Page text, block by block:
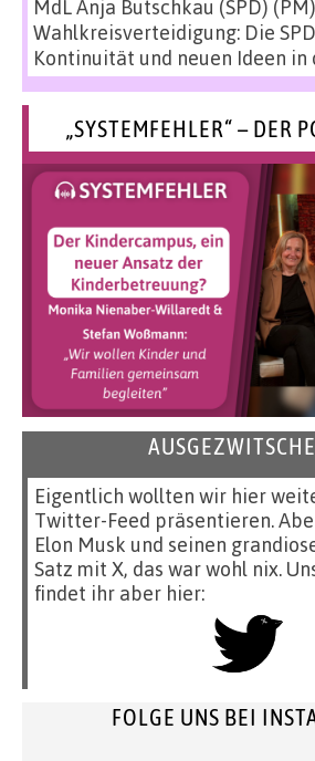
MdL Anja Butschkau (SPD) (PM)
Wahlkreisverteidigung: Die
Kontinuität und neuen Ideen in
„SYSTEMFEHLER“ – DER
Eigentlich wollten wir hier
Twitter-Feed präsentieren.
Elon Musk und seinen
Satz mit X, das war wohl nix.
findet ihr aber hier:
FOLGE UNS BEI